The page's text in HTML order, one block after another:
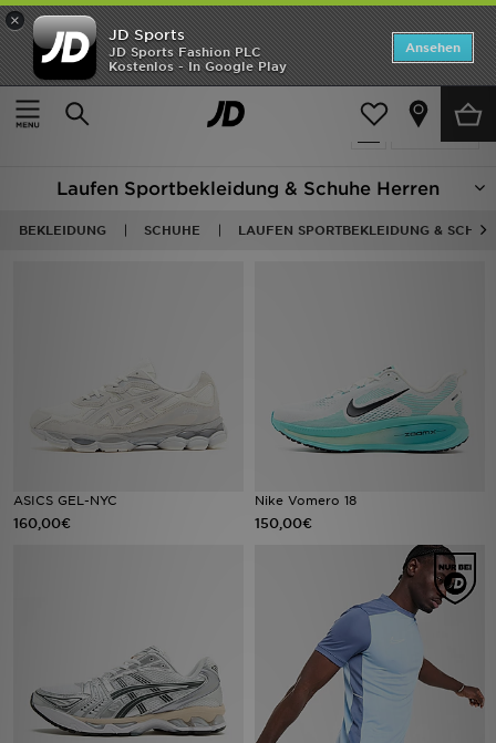
×
JD Sports
JD Sports Fashion PLC
Kostenlos - In Google Play
Ansehen
Home
Herren
Verfeinern
628 Produkte
Laufen Sportbekleidung & Schuhe Herren
BEKLEIDUNG SCHUHE LAUFEN SPORTBEKLEIDUNG &
ASICS GEL-NYC
160,00€
Nike Vomero 18
150,00€
ANGEBOTE
Neuheiten
Damen
Kinder
Sport
Lade die APP
Geschenkgutschein